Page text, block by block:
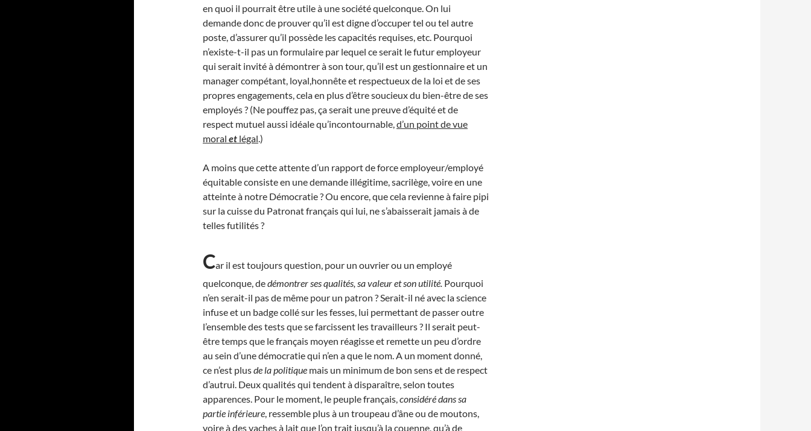
en quoi il pourrait être utile à une société quelconque. On lui
demande donc de prouver qu’il est digne d’occuper tel ou tel autre
poste, d’assurer qu’il possède les capacités requises, etc. Pourquoi
n’existe-t-il pas un formulaire par lequel ce serait le futur employeur
qui serait invité à démontrer à son tour, qu’il est un gestionnaire et un
manager compétant, loyal,honnête et respectueux de la loi et de ses
propres engagements, cela en plus d’être soucieux du bien-être de ses
employés ? (Ne pouffez pas, ça serait une preuve d’équité et de
respect mutuel aussi idéale qu’incontournable,d’un point de vue
moral et légal.)
A moins que cette attente d’un rapport de force employeur/employé
équitable consiste en une demande illégitime, sacrilège, voire en une
atteinte à notre Démocratie ? Ou encore, que cela revienne à faire pipi
sur la cuisse du Patronat français qui lui, ne s’abaisserait jamais à de
telles futilités ?
Car il est toujours question, pour un ouvrier ou un employé
quelconque, dedémontrer ses qualités, sa valeur et son utilité. Pourquoi
n’en serait-il pas de même pour un patron ? Serait-il né avec la science
infuse et un badge collé sur les fesses, lui permettant de passer outre
l’ensemble des tests que se farcissent les travailleurs ? Il serait peut-
être temps que le français moyen réagisse et remette un peu d’ordre
au sein d’une démocratie qui n’en a que le nom. A un moment donné,
ce n’est plusde la politique mais un minimum de bon sens et de respect
d’autrui. Deux qualités qui tendent à disparaître, selon toutes
apparences. Pour le moment, le peuple français,considéré dans sa
partie inférieure, ressemble plus à un troupeau d’âne ou de moutons,
voire à des vaches à lait que l’on trait jusqu’à la couenne, qu’à de